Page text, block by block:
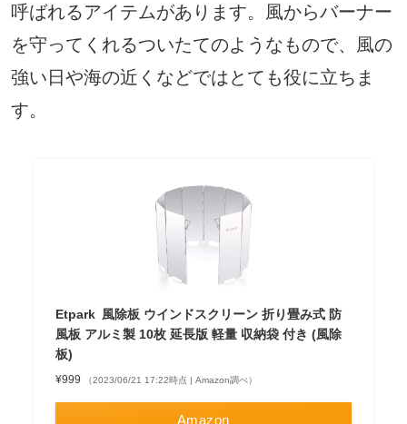
呼ばれるアイテムがあります。風からバーナー
を守ってくれるついたてのようなもので、風の
強い日や海の近くなどではとても役に立ちま
す。
Etpark 風除板 ウインドスクリーン 折り畳み式 防
風板 アルミ製 10枚 延長版 軽量 収納袋 付き (風除
板)
¥999 （2023/06/21 17:22時点 | Amazon調べ）
Amazon